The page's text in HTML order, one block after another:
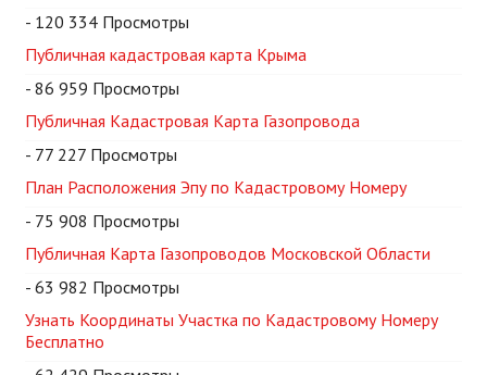
- 120 334 Просмотры
Публичная кадастровая карта Крыма
- 86 959 Просмотры
Публичная Кадастровая Карта Газопровода
- 77 227 Просмотры
План Расположения Эпу по Кадастровому Номеру
- 75 908 Просмотры
Публичная Карта Газопроводов Московской Области
- 63 982 Просмотры
Узнать Координаты Участка по Кадастровому Номеру
Бесплатно